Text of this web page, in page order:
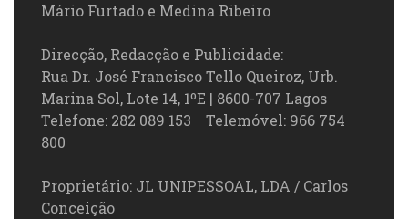
Mário Furtado e Medina Ribeiro
Direcção, Redacção e Publicidade:
Rua Dr. José Francisco Tello Queiroz, Urb.
Marina Sol, Lote 14, 1ºE | 8600-707 Lagos
Telefone: 282 089 153 Telemóvel: 966 754
800
Proprietário: JL UNIPESSOAL, LDA / Carlos
Conceição